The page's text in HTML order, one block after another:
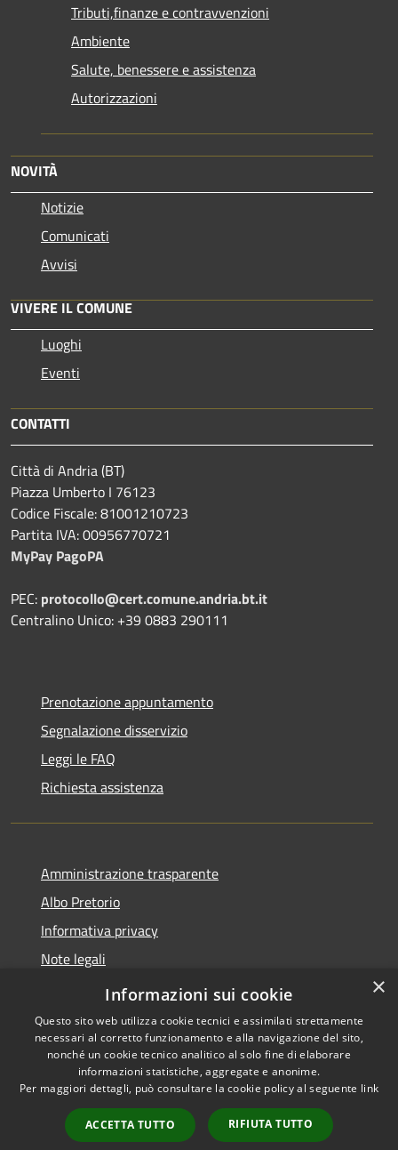
Tributi,finanze e contravvenzioni
Ambiente
Salute, benessere e assistenza
Autorizzazioni
NOVITÀ
Notizie
Comunicati
Avvisi
VIVERE IL COMUNE
Luoghi
Eventi
CONTATTI
Città di Andria (BT)
Piazza Umberto I 76123
Codice Fiscale: 81001210723
Partita IVA: 00956770721
MyPay PagoPA
PEC: protocollo@cert.comune.andria.bt.it
Centralino Unico: +39 0883 290111
Prenotazione appuntamento
Segnalazione disservizio
Leggi le FAQ
Richiesta assistenza
Amministrazione trasparente
Albo Pretorio
Informativa privacy
Note legali
Dichiarazione di accessibilità
Accessibilità
Copyright © 2026 • Città di
Andria • Powered by
Municipium•
Accesso
redazione
×
Informazioni sui cookie
Questo sito web utilizza cookie tecnici e assimilati strettamente
necessari al corretto funzionamento e alla navigazione del sito,
nonché un cookie tecnico analitico al solo fine di elaborare
informazioni statistiche, aggregate e anonime.
Per maggiori dettagli, può consultare la cookie policy al seguente link
ACCETTA TUTTO RIFIUTA TUTTO